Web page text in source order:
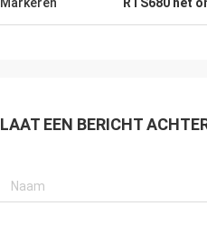
LAAT EEN BERICHT